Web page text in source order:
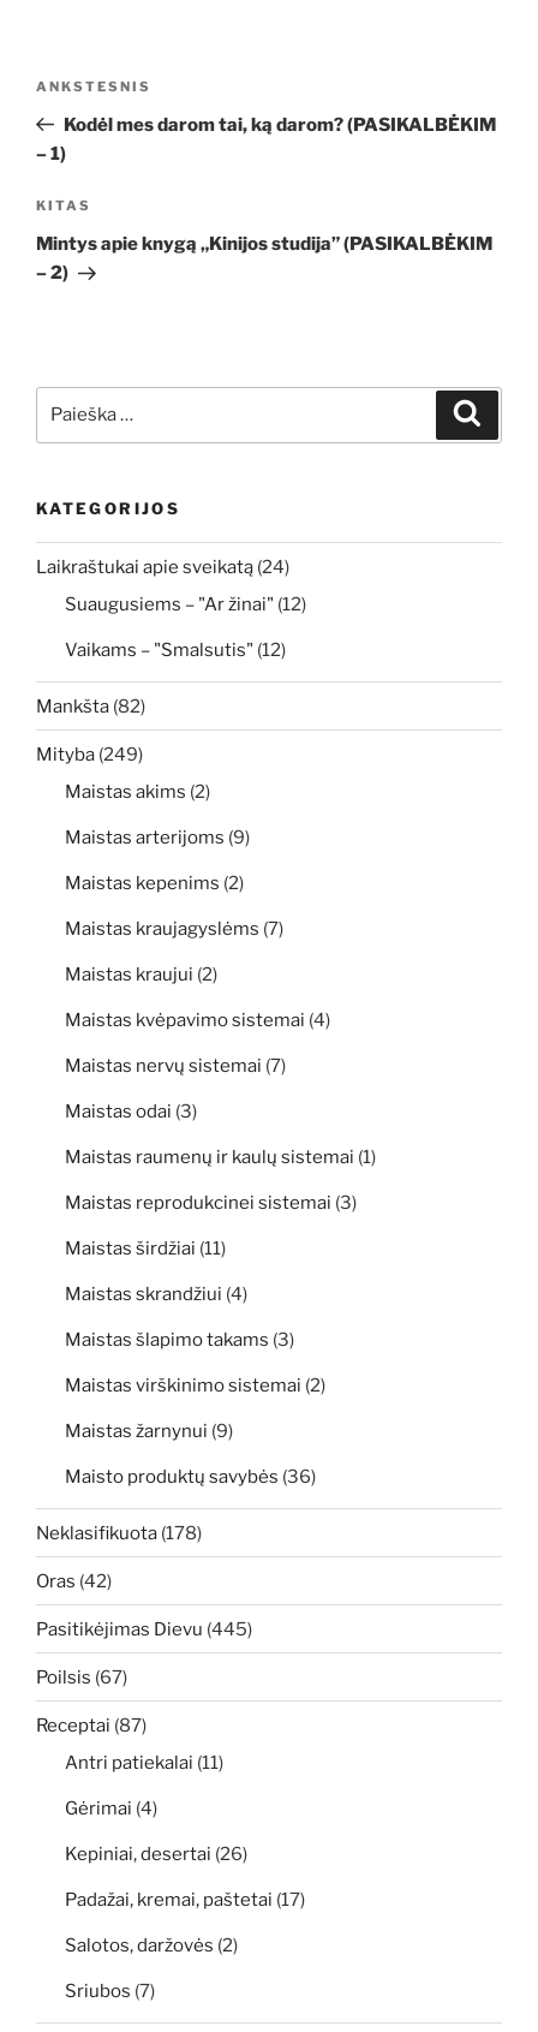
įrašų
Ankstesnis
įrašas
ANKSTESNIS
Kodėl mes darom tai, ką darom? (PASIKALBĖKIM
– 1)
Kitas
įrašas
KITAS
Mintys apie knygą „Kinijos studija” (PASIKALBĖKIM
– 2)
KATEGORIJOS
Laikraštukai apie sveikatą (24)
Suaugusiems – "Ar žinai" (12)
Vaikams – "Smalsutis" (12)
Mankšta (82)
Mityba (249)
Maistas akims (2)
Maistas arterijoms (9)
Maistas kepenims (2)
Maistas kraujagyslėms (7)
Maistas kraujui (2)
Maistas kvėpavimo sistemai (4)
Maistas nervų sistemai (7)
Maistas odai (3)
Maistas raumenų ir kaulų sistemai (1)
Maistas reprodukcinei sistemai (3)
Maistas širdžiai (11)
Maistas skrandžiui (4)
Maistas šlapimo takams (3)
Maistas virškinimo sistemai (2)
Maistas žarnynui (9)
Maisto produktų savybės (36)
Neklasifikuota (178)
Oras (42)
Pasitikėjimas Dievu (445)
Poilsis (67)
Receptai (87)
Antri patiekalai (11)
Gėrimai (4)
Kepiniai, desertai (26)
Padažai, kremai, paštetai (17)
Salotos, daržovės (2)
Sriubos (7)